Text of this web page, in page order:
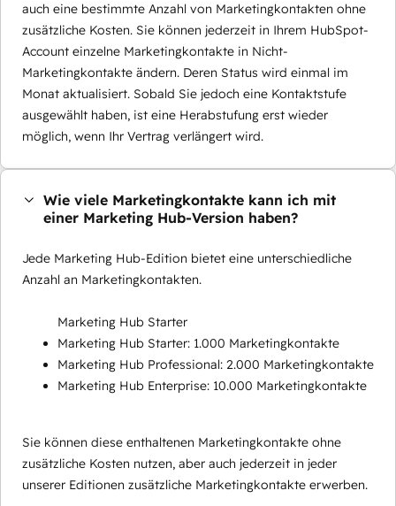
auch eine bestimmte Anzahl von Marketingkontakten ohne
zusätzliche Kosten. Sie können jederzeit in Ihrem HubSpot-
Account einzelne Marketingkontakte in Nicht-
Marketingkontakte ändern. Deren Status wird einmal im
Monat aktualisiert. Sobald Sie jedoch eine Kontaktstufe
ausgewählt haben, ist eine Herabstufung erst wieder
möglich, wenn Ihr Vertrag verlängert wird.
Wie viele Marketingkontakte kann ich mit
einer Marketing Hub-Version haben?
Jede Marketing Hub-Edition bietet eine unterschiedliche
Anzahl an Marketingkontakten.
Marketing Hub Starter
Marketing Hub Starter: 1.000 Marketingkontakte
Marketing Hub Professional: 2.000 Marketingkontakte
Marketing Hub Enterprise: 10.000 Marketingkontakte
Sie können diese enthaltenen Marketingkontakte ohne
zusätzliche Kosten nutzen, aber auch jederzeit in jeder
unserer Editionen zusätzliche Marketingkontakte erwerben.